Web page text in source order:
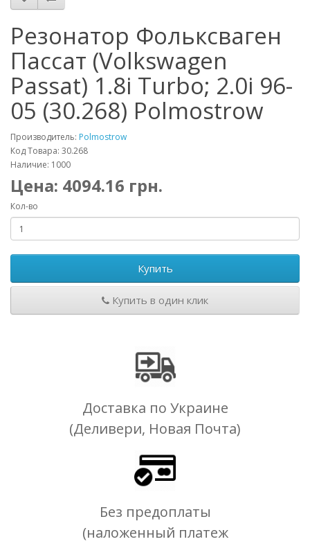
Резонатор Фольксваген
Пассат (Volkswagen
Passat) 1.8i Turbo; 2.0i 96-
05 (30.268) Polmostrow
Производитель: Polmostrow
Код Товара: 30.268
Наличие: 1000
Цена: 4094.16 грн.
Кол-во
Купить
Купить в один клик
Доставка по Украине
(Деливери, Новая Почта)
Без предоплаты
(наложенный платеж